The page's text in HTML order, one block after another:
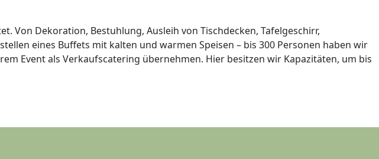
Von Dekoration, Bestuhlung, Ausleih von Tischdecken, Tafelgeschirr,
eines Buffets mit kalten und warmen Speisen – bis 300 Personen haben wir
Event als Verkaufscatering übernehmen. Hier besitzen wir Kapazitäten, um bis